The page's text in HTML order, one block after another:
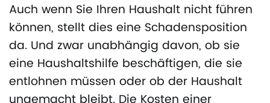
Auch wenn Sie Ihren Haushalt nicht führen
können, stellt dies eine Schadensposition
da. Und zwar unabhängig davon, ob sie
eine Haushaltshilfe beschäftigen, die sie
entlohnen müssen oder ob der Haushalt